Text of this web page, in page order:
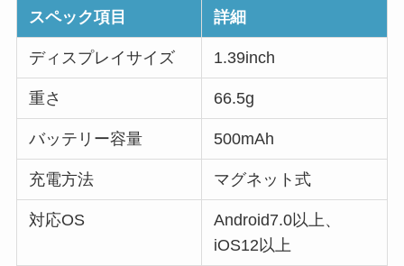
スペック項目 詳細
ディスプレイサイズ 1.39inch
重さ 66.5g
バッテリー容量 500mAh
充電方法 マグネット式
対応OS
Android7.0以上、
iOS12以上